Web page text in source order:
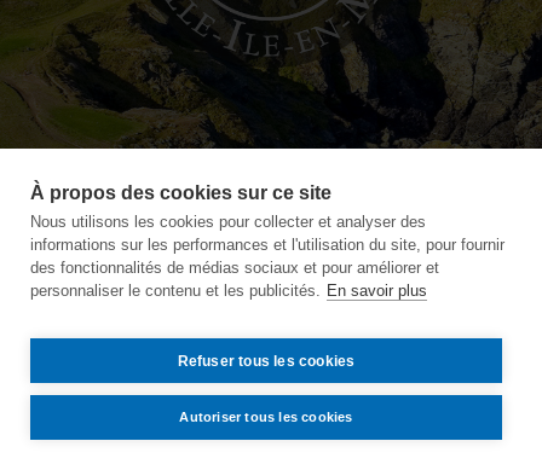
À propos des cookies sur ce site
Nous utilisons les cookies pour collecter et analyser des
informations sur les performances et l'utilisation du site, pour fournir
des fonctionnalités de médias sociaux et pour améliorer et
personnaliser le contenu et les publicités. En savoir plus
Refuser tous les cookies
Autoriser tous les cookies